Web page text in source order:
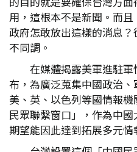
用，這根本不是新聞。而
政府怎敢放出這樣的消息
不同調。
在媒體揭露美軍進駐
布，為廣泛蒐集中國政治
美、英、以色列等國情報
民眾聯繫窗口」，作為中國
期望能因此達到拓展多元情